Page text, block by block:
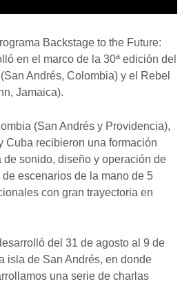
Backstage to the Future:
en el marco de la 30ª edición del
Andrés, Colombia) y el Rebel
Jamaica).
(San Andrés y Providencia),
Cuba recibieron una formación
de sonido, diseño y operación de
escenarios de la mano de 5
con gran trayectoria en
del 31 de agosto al 9 de
isla de San Andrés, en donde
una serie de charlas